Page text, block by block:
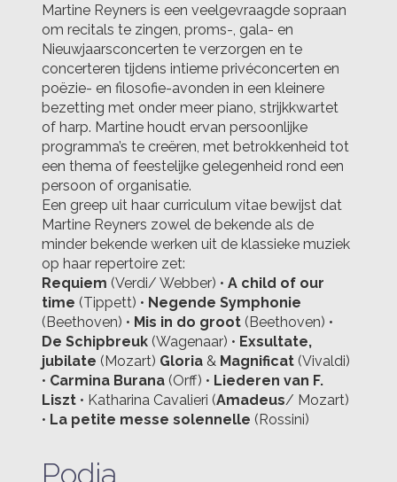
Martine Reyners is een veelgevraagde sopraan
om recitals te zingen, proms-, gala- en
Nieuwjaarsconcerten te verzorgen en te
concerteren tijdens intieme privéconcerten en
poëzie- en filosofie-avonden in een kleinere
bezetting met onder meer piano, strijkkwartet
of harp. Martine houdt ervan persoonlijke
programma’s te creëren, met betrokkenheid tot
een thema of feestelijke gelegenheid rond een
persoon of organisatie.
Een greep uit haar curriculum vitae bewijst dat
Martine Reyners zowel de bekende als de
minder bekende werken uit de klassieke muziek
op haar repertoire zet:
Requiem (Verdi/ Webber) • A child of our
time (Tippett) • Negende Symphonie
(Beethoven) • Mis in do groot (Beethoven) •
De Schipbreuk (Wagenaar) • Exsultate,
jubilate (Mozart) Gloria & Magnificat (Vivaldi)
• Carmina Burana (Orff) • Liederen van F.
Liszt • Katharina Cavalieri (Amadeus/ Mozart)
• La petite messe solennelle (Rossini)
Podia